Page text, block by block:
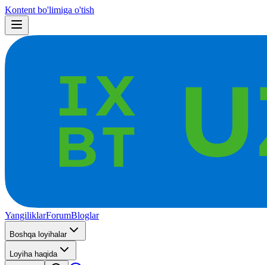
Kontent bo'limiga o'tish
YangiliklarForumBloglar
Boshqa loyihalar
Loyiha haqida